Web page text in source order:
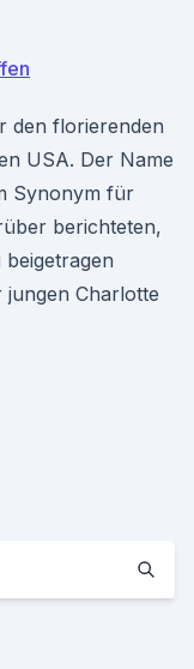
den florierenden
USA. Der Name
Synonym für
berichteten,
beigetragen
jungen Charlotte